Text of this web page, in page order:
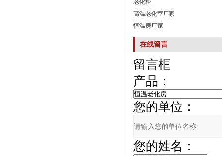
老化柜
高温老化室厂家
恒温房厂家
在线留言
留言框
产品：
您的单位：
您的姓名：